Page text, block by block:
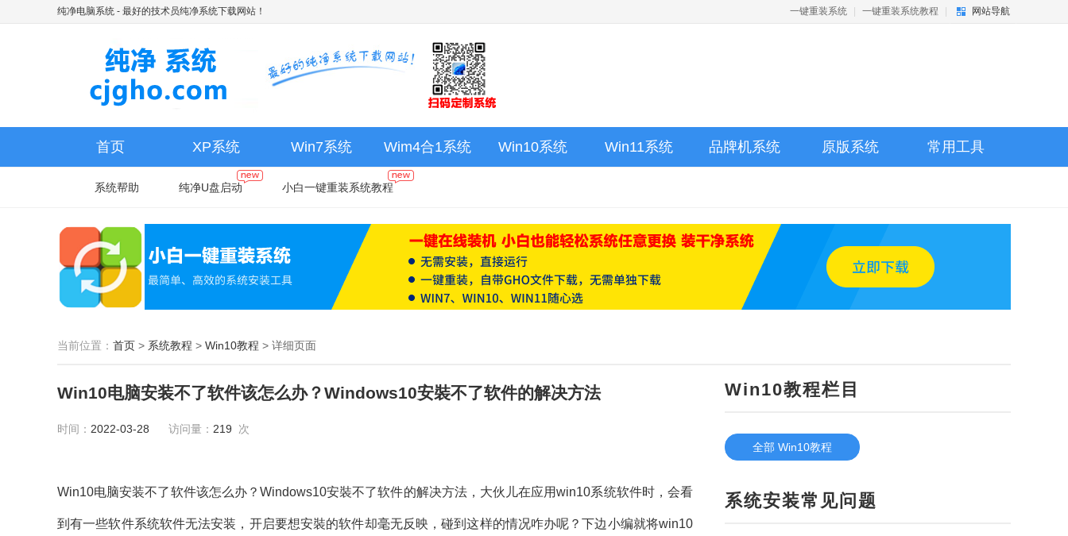
纯净电脑系统 - 最好的技术员纯净系统下载网站！ 一键重装系统 一键重装系统教程 网站导航
首页 XP系统 Win7系统 Wim4合1系统 Win10系统 Win11系统 品牌机系统 原版系统 常用工具
系统帮助 纯净U盘启动 小白一键重装系统教程
当前位置： 首页 > 系统教程 > Win10教程 > 详细页面
Win10电脑安装不了软件该怎么办？Windows10安裝不了软件的解决方法
时间： 2022-03-28 访问量： 219 次
Win10电脑安装不了软件该怎么办？Windows10安裝不了软件的解决方法，大伙儿在应用win10系统软件时，会看
到有一些软件系统软件无法安装，开启要想安裝的软件却毫无反映，碰到这样的情况咋办呢？下边小编就将win10
Win10教程栏目
全部 Win10教程
系统安装常见问题